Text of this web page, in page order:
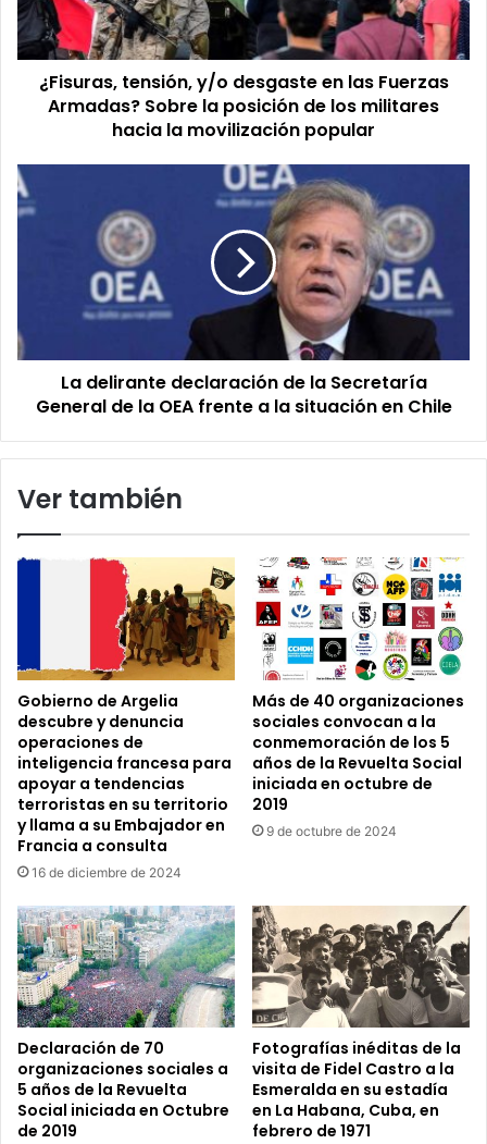
Fuerzas
Armadas?
Sobre
posición
militares
hacia
la
¿Fisuras, tensión, y/o desgaste en las Fuerzas
Armadas? Sobre la posición de los militares
hacia la movilización popular
La
delirante
declaración
de
la
frente
en
La delirante declaración de la Secretaría
General de la OEA frente a la situación en Chile
Ver también
Gobierno de Argelia
descubre y denuncia
operaciones de
inteligencia francesa para
apoyar a tendencias
terroristas en su territorio
y llama a su Embajador en
Francia a consulta
16 de diciembre de 2024
Más de 40 organizaciones
sociales convocan a la
conmemoración de los 5
años de la Revuelta Social
iniciada en octubre de
2019
9 de octubre de 2024
Declaración de 70
organizaciones sociales a
5 años de la Revuelta
Social iniciada en Octubre
de 2019
Fotografías inéditas de la
visita de Fidel Castro a la
Esmeralda en su estadía
en La Habana, Cuba, en
febrero de 1971